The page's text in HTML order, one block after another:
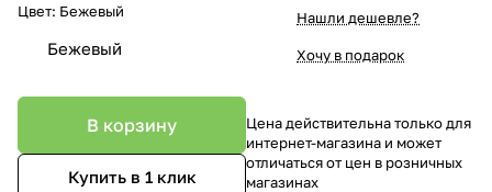
Цвет: Бежевый
Бежевый
В корзину
Купить в 1 клик
Нашли дешевле?
Хочу в подарок
Цена действительна только для
интернет-магазина и может
отличаться от цен в розничных
магазинах